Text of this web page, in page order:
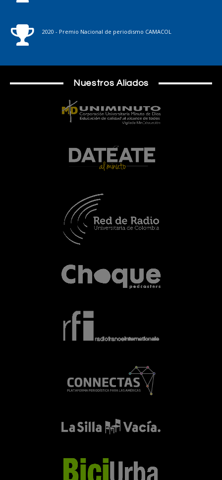
2020 - Premio Nacional de periodismo CAMACOL
Nuestros Aliados